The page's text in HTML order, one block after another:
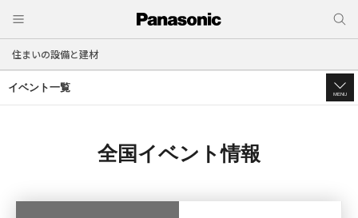
住まいの設備と建材
イベント一覧
MENU
全国イベント情報